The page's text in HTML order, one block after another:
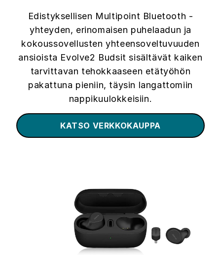
Edistyksellisen Multipoint Bluetooth -
yhteyden, erinomaisen puhelaadun ja
kokoussovellusten yhteensoveltuvuuden
ansioista Evolve2 Budsit sisältävät kaiken
tarvittavan tehokkaaseen etätyöhön
pakattuna pieniin, täysin langattomiin
nappikuulokkeisiin.
KATSO VERKKOKAUPPA